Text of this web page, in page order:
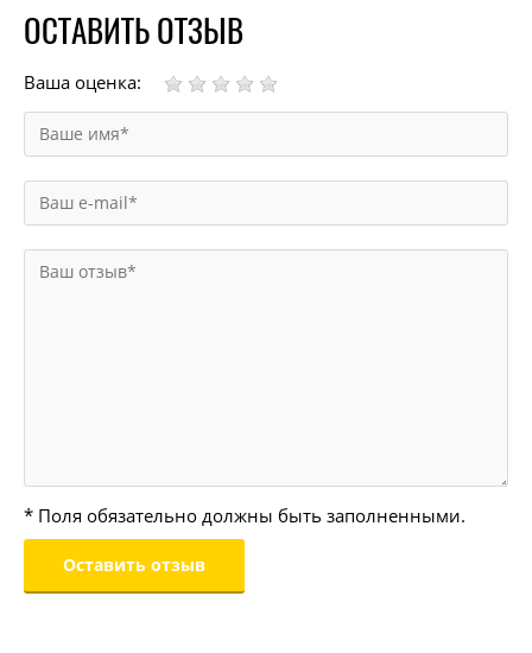
ОСТАВИТЬ ОТЗЫВ
Ваша оценка:
* Поля обязательно должны быть заполненными.